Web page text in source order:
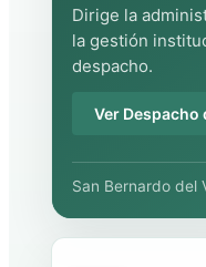
Dirige la
la gestión
despacho.
Ver Despacho
San Bernardo del